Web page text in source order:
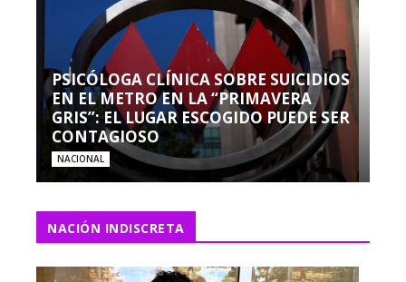
PSICÓLOGA CLÍNICA SOBRE SUICIDIOS
EN EL METRO EN LA “PRIMAVERA
GRIS”: EL LUGAR ESCOGIDO PUEDE SER
CONTAGIOSO
NACIONAL
NACIÓN INDISCRETA